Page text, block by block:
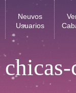
Neuvos
Usuarios